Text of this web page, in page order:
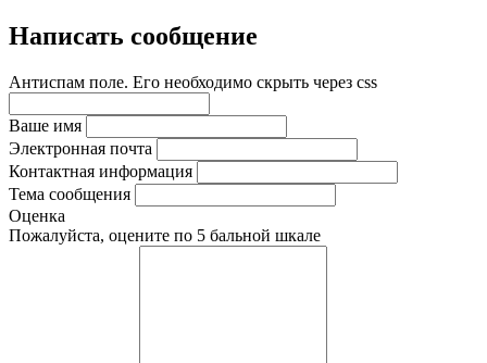
Написать сообщение
Антиспам поле. Его необходимо скрыть через css
Ваше имя
Электронная почта
Контактная информация
Тема сообщения
Оценка
Пожалуйста, оцените по 5 бальной шкале